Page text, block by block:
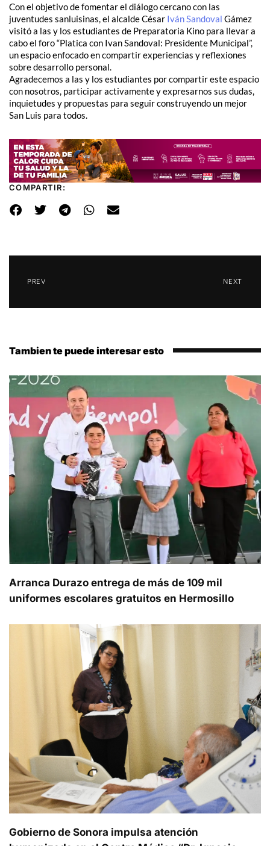
Con el objetivo de fomentar el diálogo cercano con las
juventudes sanluisinas, el alcalde César Iván Sandoval Gámez
visitó a las y los estudiantes de Preparatoria Kino para llevar a
cabo el foro “Platica con Ivan Sandoval: Presidente Municipal”,
un espacio enfocado en compartir experiencias y reflexiones
sobre desarrollo personal.
Agradecemos a las y los estudiantes por compartir este espacio
con nosotros, participar activamente y expresarnos sus dudas,
inquietudes y propuestas para seguir construyendo un mejor
San Luis para todos.
COMPARTIR:
PREV NEXT
Tambien te puede interesar esto
Arranca Durazo entrega de más de 109 mil
uniformes escolares gratuitos en Hermosillo
Gobierno de Sonora impulsa atención